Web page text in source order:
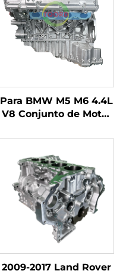
Para BMW M5 M6 4.4L
V8 Conjunto de Motor
Especificação de
Máquina Nua a
Gasolina
2009-2017 Land Rover